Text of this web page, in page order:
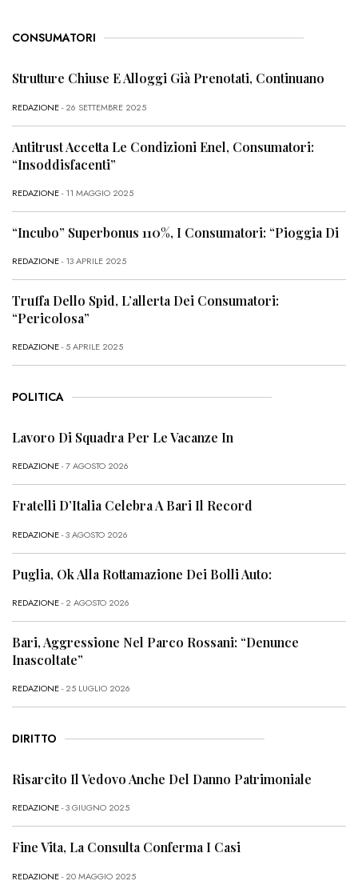
CONSUMATORI
Strutture Chiuse E Alloggi Già Prenotati, Continuano
REDAZIONE- 26 SETTEMBRE 2025
Antitrust Accetta Le Condizioni Enel, Consumatori:
“Insoddisfacenti”
REDAZIONE- 11 MAGGIO 2025
“Incubo” Superbonus 110%, I Consumatori: “Pioggia Di
REDAZIONE- 13 APRILE 2025
Truffa Dello Spid, L’allerta Dei Consumatori:
“Pericolosa”
REDAZIONE- 5 APRILE 2025
POLITICA
Lavoro Di Squadra Per Le Vacanze In
REDAZIONE- 7 AGOSTO 2026
Fratelli D’Italia Celebra A Bari Il Record
REDAZIONE- 3 AGOSTO 2026
Puglia, Ok Alla Rottamazione Dei Bolli Auto:
REDAZIONE- 2 AGOSTO 2026
Bari, Aggressione Nel Parco Rossani: “Denunce
Inascoltate”
REDAZIONE- 25 LUGLIO 2026
DIRITTO
Risarcito Il Vedovo Anche Del Danno Patrimoniale
REDAZIONE- 3 GIUGNO 2025
Fine Vita, La Consulta Conferma I Casi
REDAZIONE- 20 MAGGIO 2025